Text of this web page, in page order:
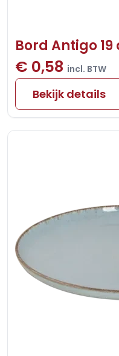
Bord Antigo
€ 0,58 incl. BTW
Bekijk details